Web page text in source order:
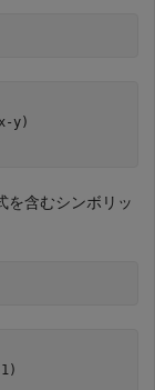
x- y)
を含むシンボリッ
1)